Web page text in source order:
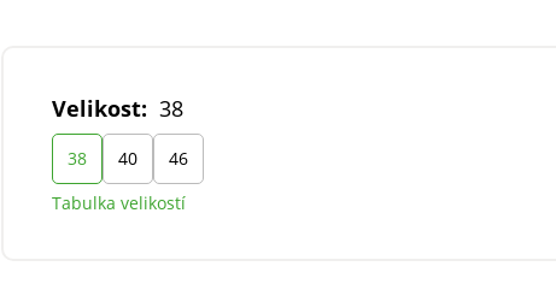
Velikost: 38
38 40
46
Tabulka velikostí